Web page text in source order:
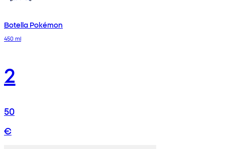
Botella Pokémon
450 ml
2
50
€